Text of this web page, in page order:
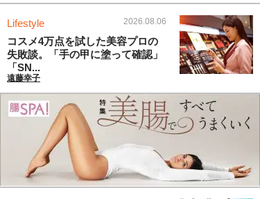
Lifestyle 2026.08.06
コスメ4万点を試した美容プロの
失敗談。「手の甲に塗って確認」
「SN...
遠藤幸子